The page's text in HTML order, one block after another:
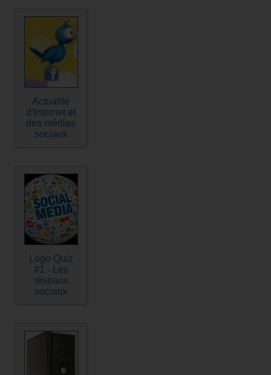
Actualité
d'Internet et
des médias
sociaux
Logo Quiz
#1 - Les
réseaux
sociaux